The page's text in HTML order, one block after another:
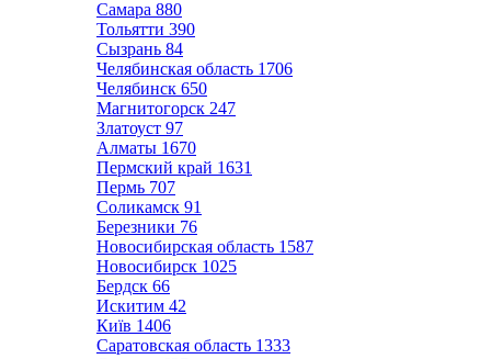
Самара 880
Тольятти 390
Сызрань 84
Челябинская область 1706
Челябинск 650
Магнитогорск 247
Златоуст 97
Алматы 1670
Пермский край 1631
Пермь 707
Соликамск 91
Березники 76
Новосибирская область 1587
Новосибирск 1025
Бердск 66
Искитим 42
Київ 1406
Саратовская область 1333